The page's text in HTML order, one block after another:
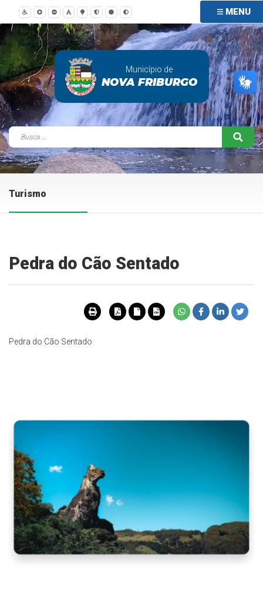
MENU
Município de
NOVA FRIBURGO
Turismo
Pedra do Cão Sentado
Pedra do Cão Sentado